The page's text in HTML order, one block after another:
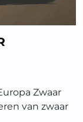
Zwaar
van zwaar